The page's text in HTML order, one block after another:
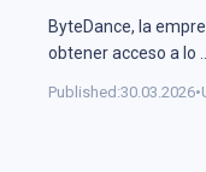
ByteDance, la
obtener acceso a lo
Published:30.03.2026•